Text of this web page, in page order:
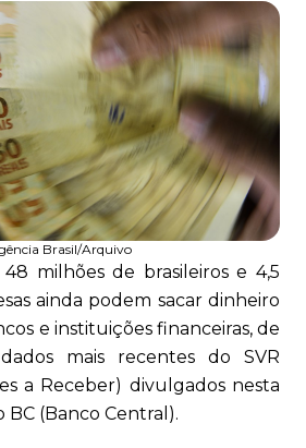
Brasil/Arquivo
milhões de brasileiros e 4,5
ainda podem sacar dinheiro
e instituições financeiras, de
mais recentes do SVR
a Receber) divulgados nesta
(Banco Central).